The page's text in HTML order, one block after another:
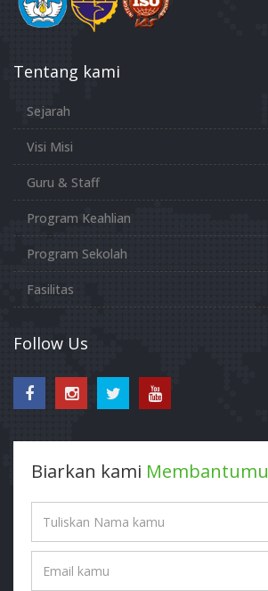
Tentang kami
Sejarah
Visi Misi
Guru & Staff
Program Keahlian
Program Sekolah
Fasilitas
Follow Us
Biarkan kami Membantumu